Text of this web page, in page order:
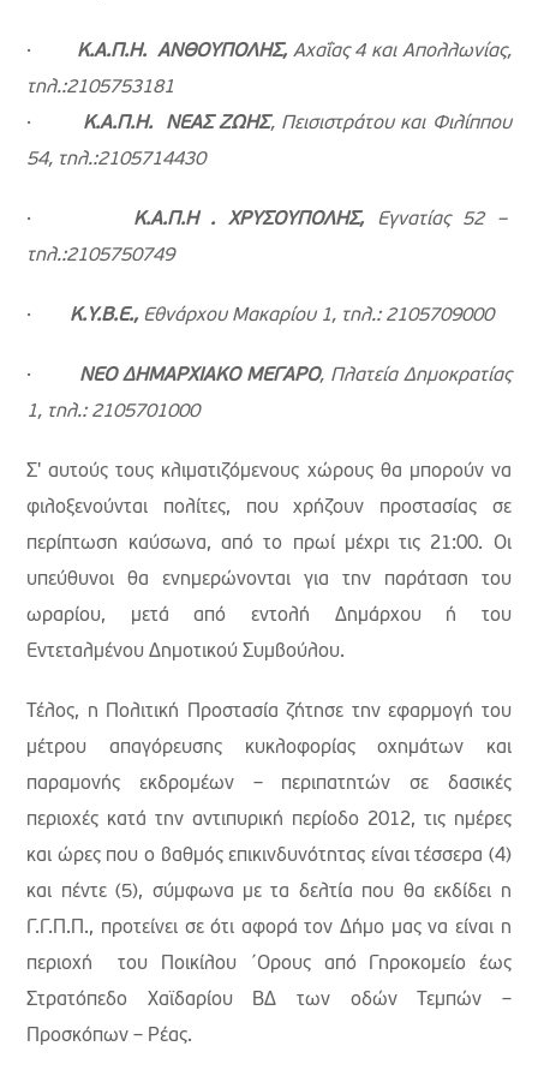
· Κ.Α.Π.Η. ΑΝΘΟΥΠΟΛΗΣ,Αχαΐας 4 και Απολλωνίας,
τηλ.:2105753181
· Κ.Α.Π.Η. ΝΕΑΣ ΖΩΗΣ, Πεισιστράτου και Φιλίππου
54, τηλ.:2105714430
· Κ.Α.Π.Η . ΧΡΥΣΟΥΠΟΛΗΣ,Εγνατίας 52 –
τηλ.:2105750749
· Κ.Υ.Β.Ε., Εθνάρχου Μακαρίου 1, τηλ.: 2105709000
· ΝΕΟ ΔΗΜΑΡΧΙΑΚΟ ΜΕΓΑΡΟ, Πλατεία Δημοκρατίας
1, τηλ.: 2105701000
Σ' αυτούς τους κλιματιζόμενους χώρους θα μπορούν να
φιλοξενούνται πολίτες, που χρήζουν προστασίας σε
περίπτωση καύσωνα, από το πρωί μέχρι τις 21:00. Οι
υπεύθυνοι θα ενημερώνονται για την παράταση του
ωραρίου, μετά από εντολή Δημάρχου ή του
Εντεταλμένου Δημοτικού Συμβούλου.
Τέλος, η Πολιτική Προστασία ζήτησε την εφαρμογή του
μέτρου απαγόρευσης κυκλοφορίας οχημάτων και
παραμονής εκδρομέων – περιπατητών σε δασικές
περιοχές κατά την αντιπυρική περίοδο 2012, τις ημέρες
και ώρες που ο βαθμός επικινδυνότητας είναι τέσσερα (4)
και πέντε (5), σύμφωνα με τα δελτία που θα εκδίδει η
Γ.Γ.Π.Π., προτείνει σε ότι αφορά τον Δήμο μας να είναι η
περιοχή του Ποικίλου ΄Ορους από Γηροκομείο έως
Στρατόπεδο Χαϊδαρίου ΒΔ των οδών Τεμπών –
Προσκόπων – Ρέας.